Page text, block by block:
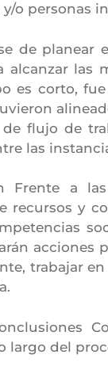
o personas
de planear
alcanzar
es corto,
flujo de
las
Frente a
recursos y
acciones
trabajar
largo del